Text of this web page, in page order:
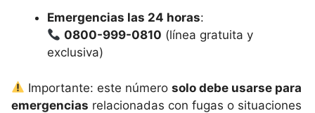
Emergencias las 24 horas:
0800-999-0810 (línea gratuita y
exclusiva)
Importante: este númerosolo debe usarse para
emergencias relacionadas con fugas o situaciones